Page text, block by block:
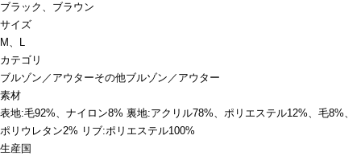
ブラック、ブラウン
サイズ
M、L
カテゴリ
ブルゾン／アウターその他ブルゾン／アウター
素材
表地:毛92%、ナイロン8% 裏地:アクリル78%、ポリエステル12%、毛8%、
ポリウレタン2% リブ:ポリエステル100%
生産国